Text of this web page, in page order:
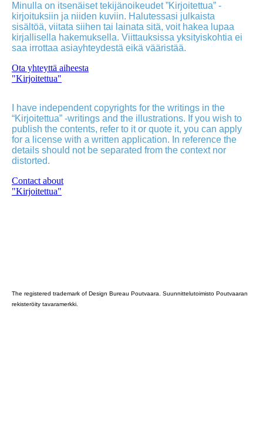
Minulla on itsenäiset tekijänoikeudet ”Kirjoitettua” -
kirjoituksiin ja niiden kuviin. Halutessasi julkaista
sisältöä, viitata siihen tai lainata sitä, voit hakea lupaa
kirjallisella hakemuksella. Viittauksissa yksityiskohtia ei
saa irrottaa asiayhteydestä eikä vääristää.
Ota yhteyttä aiheesta
"Kirjoitettua"
I have independent copyrights for the writings in the
“Kirjoitettua” -writings and the illustrations. If you wish to
publish the contents, refer to it or quote it, you can apply
for a license with a written application. In reference the
details should not be separated from the context nor
distorted.
Contact about
"Kirjoitettua"
The registered trademark of Design Bureau Poutvaara. Suunnittelutoimisto Poutvaaran
rekisteröity tavaramerkki.